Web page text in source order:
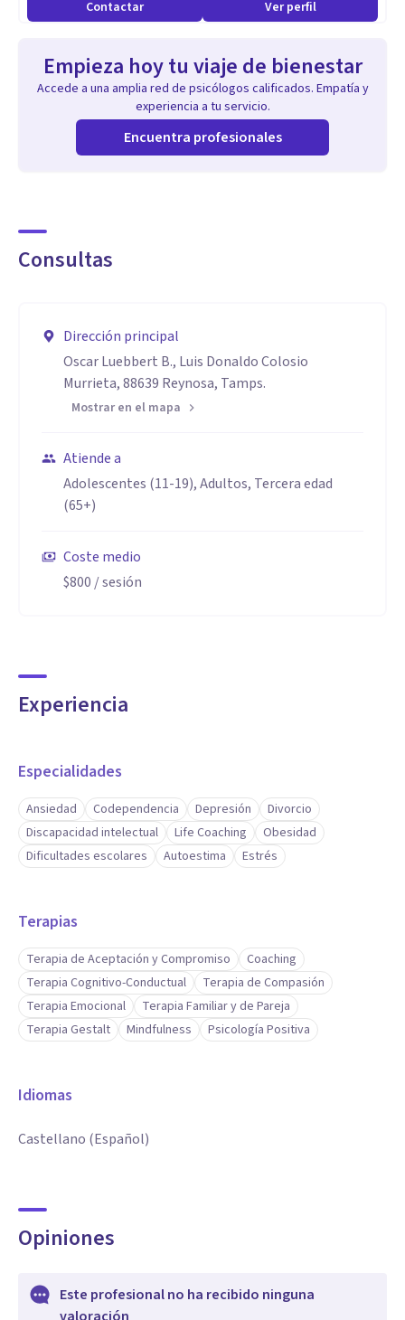
Contactar Ver perfil
Empieza hoy tu viaje de bienestar
Accede a una amplia red de psicólogos calificados. Empatía y
experiencia a tu servicio.
Encuentra profesionales
Consultas
Dirección principal
Oscar Luebbert B., Luis Donaldo Colosio
Murrieta, 88639 Reynosa, Tamps.
Mostrar en el mapa
Atiende a
Adolescentes (11-19), Adultos, Tercera edad
(65+)
Coste medio
$800 / sesión
Experiencia
Especialidades
Ansiedad Codependencia Depresión
Divorcio
Discapacidad intelectual
Life Coaching
Obesidad
Dificultades escolares
Autoestima Estrés
Terapias
Terapia de Aceptación y Compromiso
Coaching
Terapia Cognitivo-Conductual
Terapia de Compasión
Terapia Emocional
Terapia Familiar y de Pareja
Terapia Gestalt
Mindfulness Psicología Positiva
Idiomas
Castellano (Español)
Opiniones
Este profesional no ha recibido ninguna